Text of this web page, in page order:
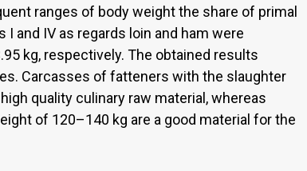
ranges of body weight the share of primal
and IV as regards loin and ham were
kg, respectively. The obtained results
Carcasses of fatteners with the slaughter
quality culinary raw material, whereas
of 120–140 kg are a good material for the